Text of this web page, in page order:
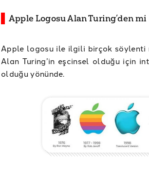
Apple Logosu Alan Turing’den mi
Apple logosu ile ilgili birçok söylenti
Alan Turing’in eşcinsel olduğu için
olduğu yönünde.